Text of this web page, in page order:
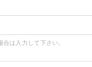
は入力して下さい。